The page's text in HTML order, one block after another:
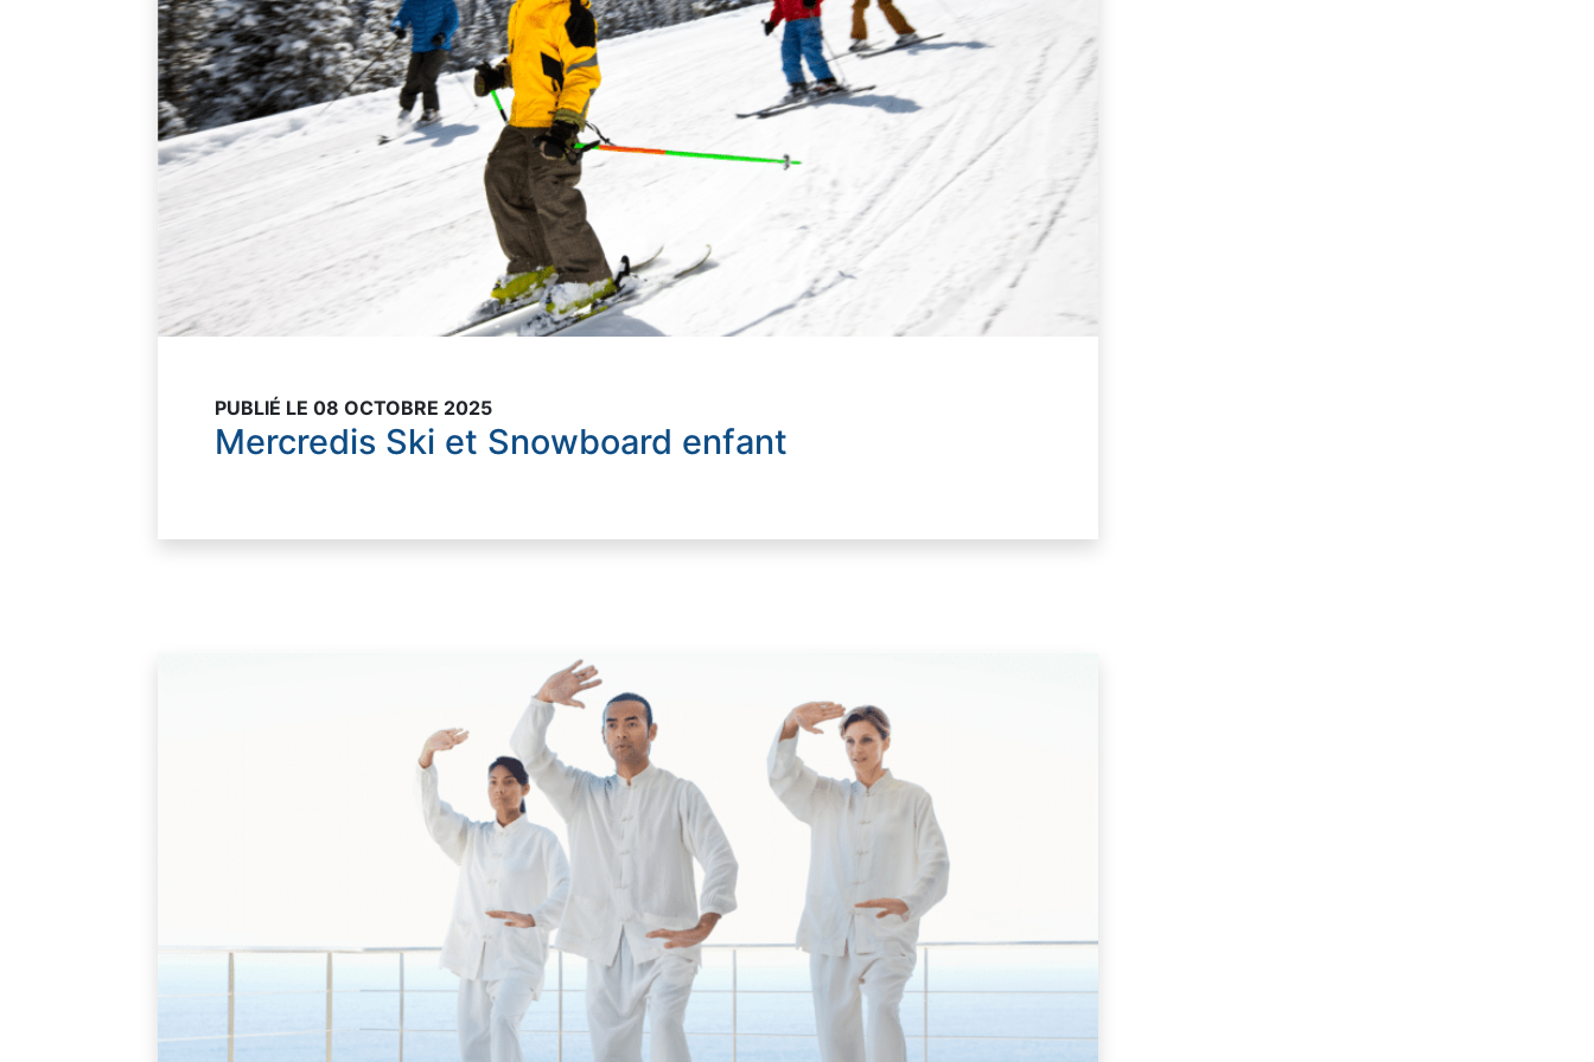
PUBLIÉ LE 08 OCTOBRE 2025
Mercredis Ski et Snowboard enfant